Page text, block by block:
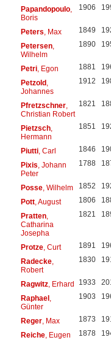
Papandopoulo,
Boris
1906
Peters , Max 1849
Petersen,
Wilhelm
1890
Petri, Egon 1881
Petzold,
Johannes
1912
Pfretzschner,
Christian Robert
1821
Pietzsch,
Hermann
1851
Piutti, Carl 1846
Pixis , Johann
Peter
1788
Posse, Wilhelm 1852
Pott, August 1806
Pratten,
Catharina
Josepha
1821
Protze, Curt 1891
Radecke,
Robert
1830
Ragwitz, Erhard 1933
Raphael,
Günter
1903
Reger, Max 1873
Reiche, Eugen 1878